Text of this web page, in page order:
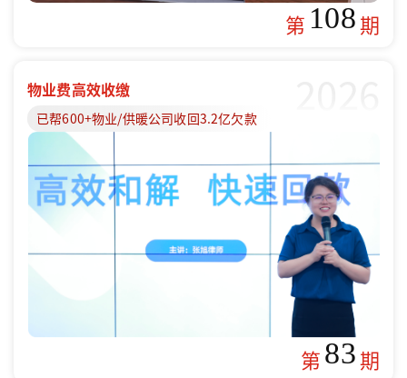
第 108期
物业费高效收缴
已帮600+物业/供暖公司收回3.2亿欠款
第83期